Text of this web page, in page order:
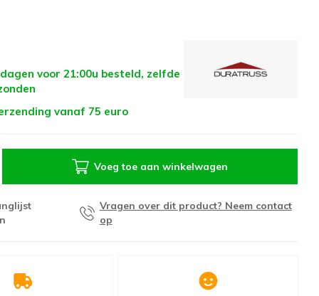
voor 21:00u besteld, zelfde
vanaf 75 euro
Voeg toe aan winkelwagen
Vragen over dit product? Neem contact
op